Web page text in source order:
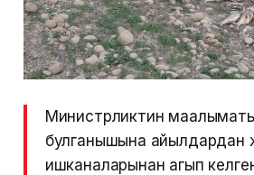
Министрликтин
булганышына айылдардан
ишканаларынан агып